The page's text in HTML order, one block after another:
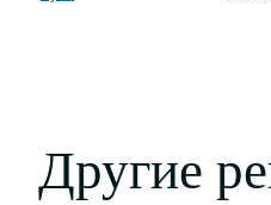
Другие